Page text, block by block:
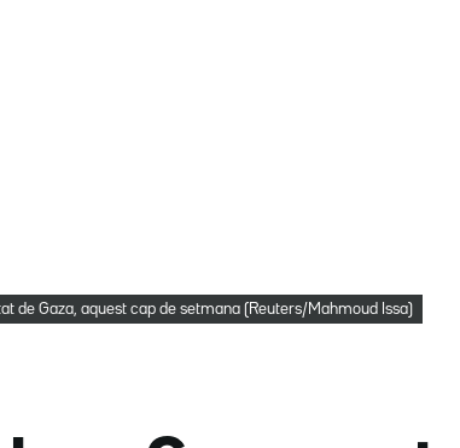
de Gaza, aquest cap de setmana (Reuters/Mahmoud Issa)